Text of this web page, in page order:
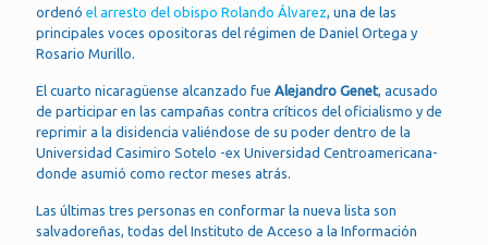
ordenó el arresto del obispo Rolando Álvarez, una de las
principales voces opositoras del régimen de Daniel Ortega y
Rosario Murillo.
El cuarto nicaragüense alcanzado fue Alejandro Genet, acusado
de participar en las campañas contra críticos del oficialismo y de
reprimir a la disidencia valiéndose de su poder dentro de la
Universidad Casimiro Sotelo -ex Universidad Centroamericana-
donde asumió como rector meses atrás.
Las últimas tres personas en conformar la nueva lista son
salvadoreñas, todas del Instituto de Acceso a la Información